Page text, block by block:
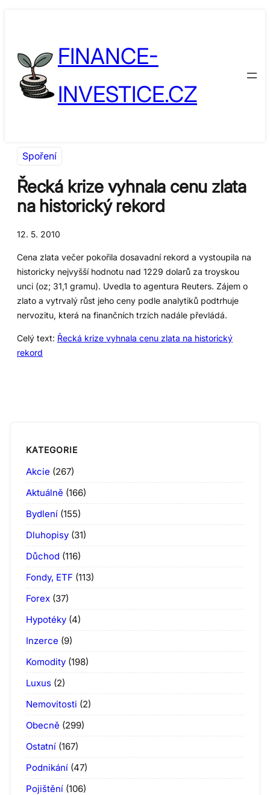
FINANCE-
INVESTICE.CZ
Spoření
Řecká krize vyhnala cenu zlata
na historický rekord
12. 5. 2010
Cena zlata večer pokořila dosavadní rekord a vystoupila na
historicky nejvyšší hodnotu nad 1229 dolarů za troyskou
unci (oz; 31,1 gramu). Uvedla to agentura Reuters. Zájem o
zlato a vytrvalý růst jeho ceny podle analytiků podtrhuje
nervozitu, která na finančních trzích nadále převládá.
Celý text: Řecká krize vyhnala cenu zlata na historický
rekord
KATEGORIE
Akcie (267)
Aktuálně (166)
Bydlení (155)
Dluhopisy (31)
Důchod (116)
Fondy, ETF (113)
Forex (37)
Hypotéky (4)
Inzerce (9)
Komodity (198)
Luxus (2)
Nemovitosti (2)
Obecně (299)
Ostatní (167)
Podnikání (47)
Pojištění (106)